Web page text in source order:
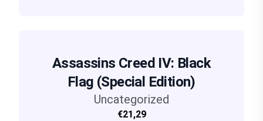
Assassins Creed IV: Black
Flag (Special Edition)
Uncategorized
€21,29